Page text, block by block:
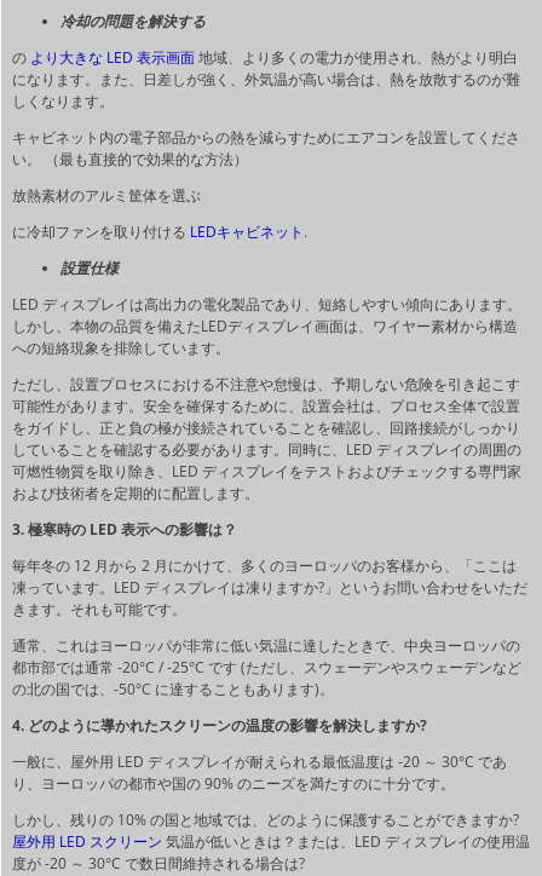
冷却の問題を解決する
の より大きな LED 表示画面地域、より多くの電力が使用され、熱がより明白
になります。また、日差しが強く、外気温が高い場合は、熱を放散するのが難
しくなります。
キャビネット内の電子部品からの熱を減らすためにエアコンを設置してくださ
い。
（最も直接的で効果的な方法）
放熱素材のアルミ筐体を選ぶ
に冷却ファンを取り付ける LEDキャビネット .
設置仕様
LED ディスプレイは高出力の電化製品であり、短絡しやすい傾向にあります。
しかし、本物の品質を備えたLEDディスプレイ画面は、ワイヤー素材から構造
への短絡現象を排除しています。
ただし、設置プロセスにおける不注意や怠慢は、予期しない危険を引き起こす
可能性があります。安全を確保するために、設置会社は、プロセス全体で設置
をガイドし、正と負の極が接続されていることを確認し、回路接続がしっかり
していることを確認する必要があります。同時に、LED ディスプレイの周囲の
可燃性物質を取り除き、LED ディスプレイをテストおよびチェックする専門家
および技術者を定期的に配置します。
3. 極寒時の LED 表示への影響は？
毎年冬の 12 月から 2 月にかけて、多くのヨーロッパのお客様から、「ここは
凍っています。LED ディスプレイは凍りますか?」というお問い合わせをいただ
きます。それも可能です。
通常、これはヨーロッパが非常に低い気温に達したときで、中央ヨーロッパの
都市部では通常 -20°C / -25°C です (ただし、スウェーデンやスウェーデンなど
の北の国では、-50°C に達することもあります)。
4. どのように導かれたスクリーンの温度の影響を解決しますか?
一般に、屋外用 LED ディスプレイが耐えられる最低温度は -20 ～ 30°C であ
り、ヨーロッパの都市や国の 90% のニーズを満たすのに十分です。
しかし、残りの 10% の国と地域では、どのように保護することができますか?
屋外用 LED スクリーン 気温が低いときは？または、LED ディスプレイの使用温
度が -20 ～ 30°C で数日間維持される場合は?